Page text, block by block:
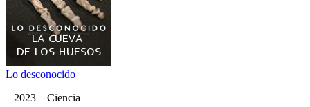
Lo desconocido
2023 Ciencia